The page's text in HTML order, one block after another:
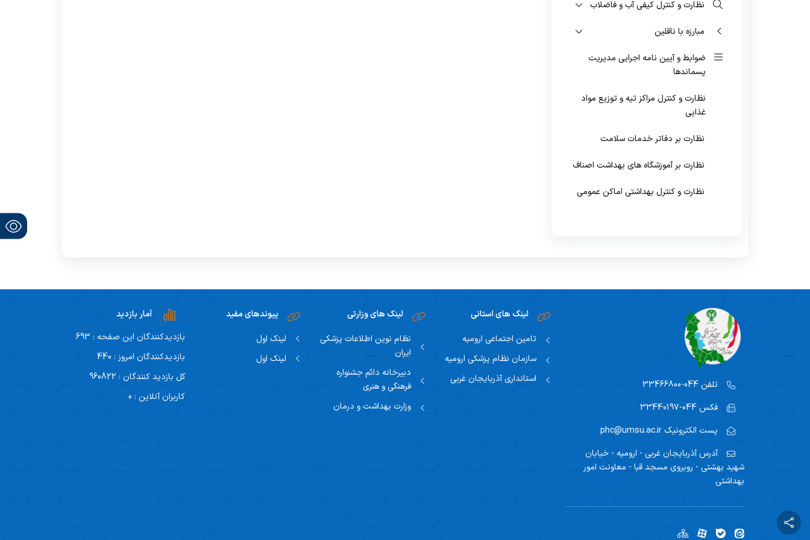
نظارت و کنترل کیفی آب و فاضلاب
مبارزه با ناقلین
ضوابط و آیین نامه اجرایی مدیریت
پسماندها
نظارت و کنترل مراکز تیه و توزیع مواد
غذایی
نظارت بر دفاتر خدمات سلامت
نظارت بر آموزشگاه های بهداشت اصناف
نظارت و کنترل بهداشتی اماکن عمومی
کنترل آلودگی هوا
کنترل دخانیات
ابتکارات جامعه محور(CBI)
پیوست های سلامت
صلاحیت مشاوران
تلفن 044-33466800
فکس 044-33440197
پست الکترونیک phc@umsu.ac.ir
آدرس آذربایجان غربی - ارومیه - خیابان
شهید بهشتی - روبروی مسجد قبا - معاونت امور
بهداشتی
لینک های استانی
تامین اجتماعی ارومیه
سازمان نظام پزشکی ارومیه
استانداری آذربایجان غربی
لینک های وزارتی
نظام نوین اطلاعات پزشکی
ایران
دبیرخانه دائم جشنواره
فرهنگی و هنری
وزارت بهداشت و درمان
پیوندهای مفید
لینک اول
لینک اول
آمار بازدید
بازدیدکنندگان این صفحه : 693
بازدیدکنندگان امروز : 440
کل بازدید کنندگان : 960822
کاربران آنلاین : 0